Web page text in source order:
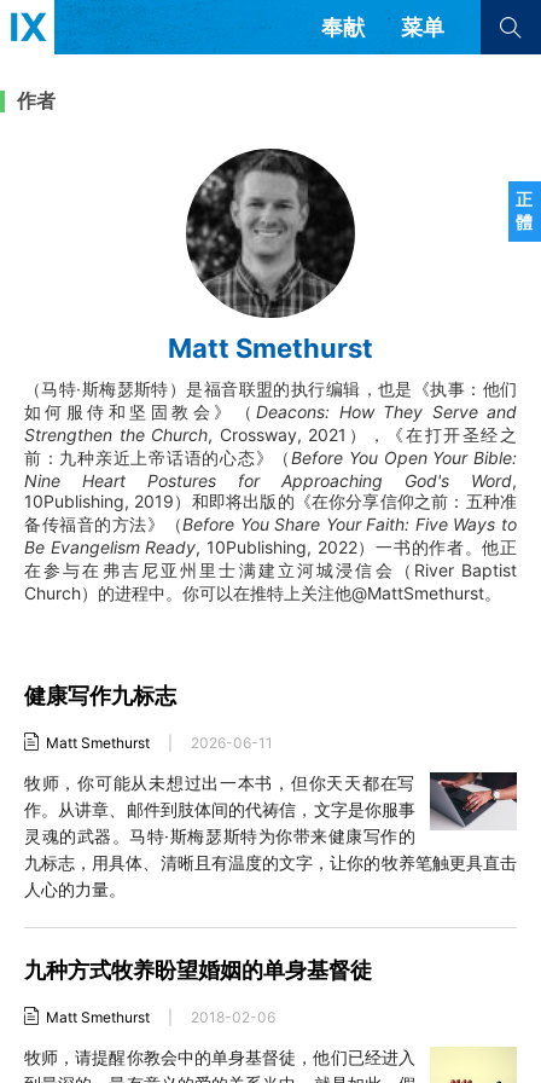
正
體
奉献 菜单
书评 访谈
解经式讲道与神学
福音传讲与宣教 成员制与教会纪律
团契生活与祷告
查看全部
查看全部
隐私条款
正體中文
西班牙语
葡萄牙语
俄语
乌兹别克语
达里语
波斯语
法语
罗马尼亚语
波兰语
越南语
意大利语
德语
韩语
土耳其语
阿拉伯语
阿尔巴尼亚语
塞尔维亚语 柬埔寨语
作者
Matt Smethurst
（马特·斯梅瑟斯特）是福音联盟的执行编辑，也是《执事：他们
如何服侍和坚固教会》（Deacons: How They Serve and
Strengthen the Church, Crossway, 2021），《在打开圣经之
前：九种亲近上帝话语的心态》（Before You Open Your Bible:
Nine Heart Postures for Approaching God's Word,
10Publishing, 2019）和即将出版的《在你分享信仰之前：五种准
备传福音的方法》（Before You Share Your Faith: Five Ways to
Be Evangelism Ready, 10Publishing, 2022）一书的作者。他正
在参与在弗吉尼亚州里士满建立河城浸信会（River Baptist
Church）的进程中。你可以在推特上关注他@MattSmethurst。
健康写作九标志
Matt Smethurst 2026-06-11
牧师，你可能从未想过出一本书，但你天天都在写
作。从讲章、邮件到肢体间的代祷信，文字是你服事
灵魂的武器。马特·斯梅瑟斯特为你带来健康写作的
九标志，用具体、清晰且有温度的文字，让你的牧养笔触更具直击
人心的力量。
九种方式牧养盼望婚姻的单身基督徒
Matt Smethurst 2018-02-06
牧师，请提醒你教会中的单身基督徒，他们已经进入